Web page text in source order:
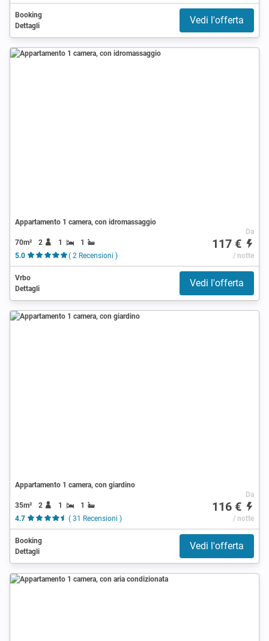
Booking
Dettagli
Vedi l'offerta
Appartamento 1 camera, con idromassaggio
70m² 2 1
1
5.0
( 2 Recensioni )
Da
117 €
/ notte
Vrbo
Dettagli
Vedi l'offerta
Appartamento 1 camera, con giardino
35m² 2 1
1
4.7
( 31 Recensioni )
Da
116 €
/ notte
Booking
Dettagli
Vedi l'offerta